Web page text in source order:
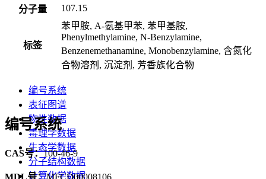
分子量
107.15
标签
苯甲胺, Α-氨基甲苯, 苯甲基胺,
Phenylmethylamine, N-Benzylamine,
Benzenemethanamine, Monobenzylamine, 含氮化
合物溶剂, 沉淀剂, 芳香族化合物
编号系统
表征图谱
物性数据
毒理学数据
生态学数据
分子结构数据
计算化学数据
编号系统
CAS号：100-46-9
MDL号：MFCD00008106